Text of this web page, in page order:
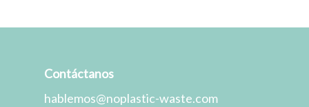
Contáctanos
hablemos@noplastic-waste.com